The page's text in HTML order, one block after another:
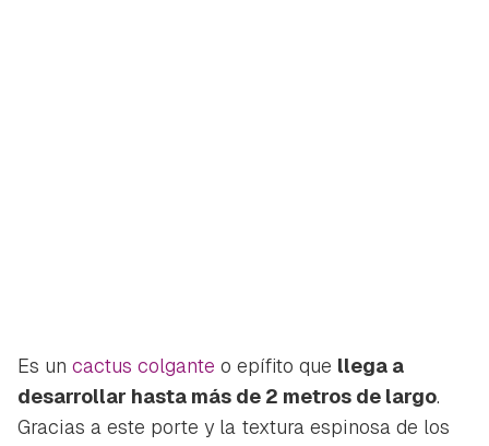
Es un cactus colgante o epífito que llega a
desarrollar hasta más de 2 metros de largo.
Gracias a este porte y la textura espinosa de los